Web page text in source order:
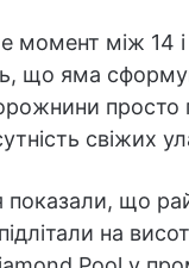
момент між 14
що яма
просто
свіжих
показали, що
на